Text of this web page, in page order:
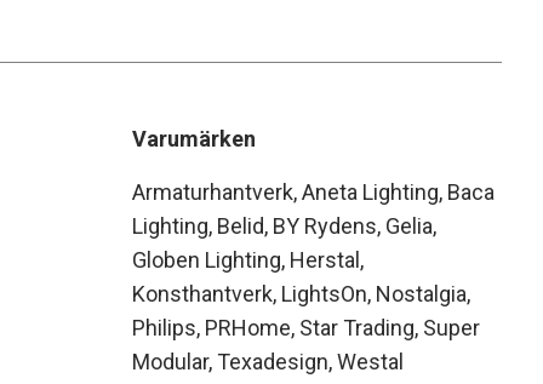
Varumärken
Armaturhantverk Aneta Lighting Baca
Lighting Belid BY Rydens Gelia
Globen Lighting Herstal
Konsthantverk LightsOn Nostalgia
Philips PRHome Star Trading Super
Modular Texadesign Westal